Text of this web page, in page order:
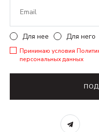
Для нее Для него
Принимаю условия
персональных данных